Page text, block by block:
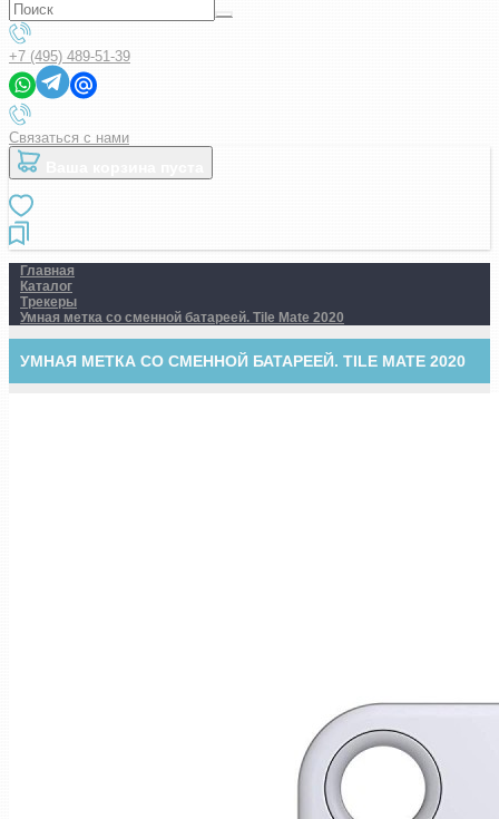
+7 (495) 489-51-39
Связаться с нами
Главная
Каталог
Трекеры
Умная метка со сменной батареей. Tile Mate 2020
УМНАЯ МЕТКА СО СМЕННОЙ БАТАРЕЕЙ. TILE MATE 2020